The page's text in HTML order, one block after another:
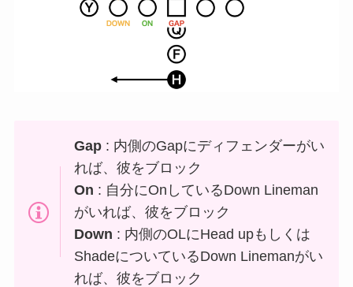
Gap : 内側のGapにディフェンダーがい
れば、彼をブロック
On : 自分にOnしているDown Lineman
がいれば、彼をブロック
Down : 内側のOLにHead upもしくは
ShadeについているDown Linemanがい
れば、彼をブロック